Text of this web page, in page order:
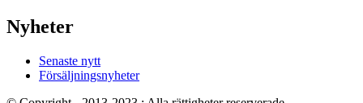
Nyheter
Senaste nytt
Försäljningsnyheter